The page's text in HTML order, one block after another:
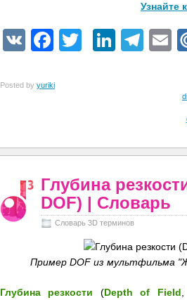
Узнайте
VK Facebook
Twitter
Posted by yuriki
Глубина
DOF) | Словарь
Словарь 3D терминов
Пример DOF из мультфильма
Глубина резкости (Depth of Field